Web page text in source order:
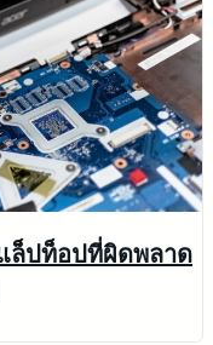
ล็ปท็อปที่ผิดพลาด